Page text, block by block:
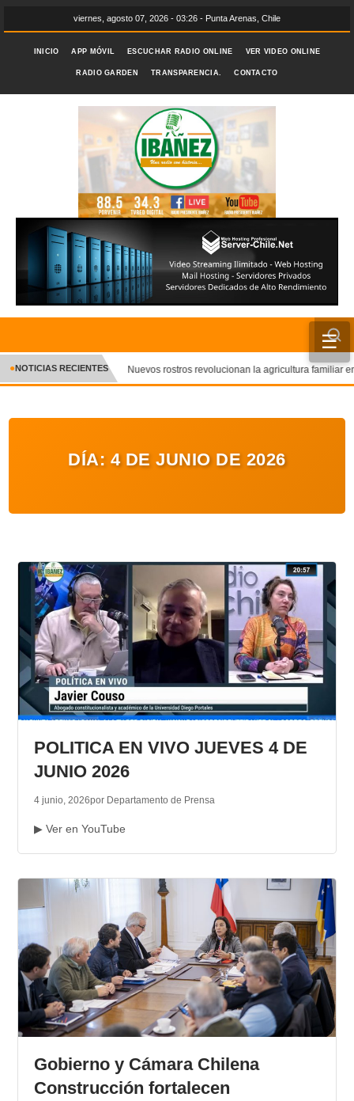
viernes, agosto 07, 2026 - 03:26 - Punta Arenas, Chile
INICIO APP MÓVIL ESCUCHAR RADIO ONLINE VER VIDEO ONLINE
RADIO GARDEN TRANSPARENCIA. CONTACTO
☰
INICIO
CRÓNICA
ENTRETENIMIENTO Y CULTURA
AUDIOS
VIDEOS
GALERIA DE FOTOS
APP MÓVIL
NOTICIAS RECIENTES Nuevos rostros revolucionan la agricultura familiar en
DÍA: 4 DE JUNIO DE 2026
POLITICA EN VIVO JUEVES 4 DE
JUNIO 2026
4 junio, 2026por Departamento de Prensa
▶ Ver en YouTube
Gobierno y Cámara Chilena
Construcción fortalecen